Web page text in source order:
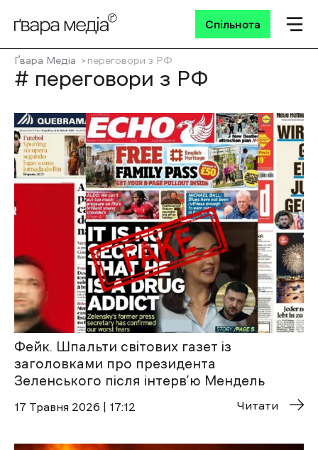
Спільнота
Ґвара Медіа переговори з РФ
# переговори з РФ
Фейк. Шпальти світових газет із
заголовками про президента
Зеленського після інтерв’ю Мендель
17 Травня 2026 | 17:12 Читати